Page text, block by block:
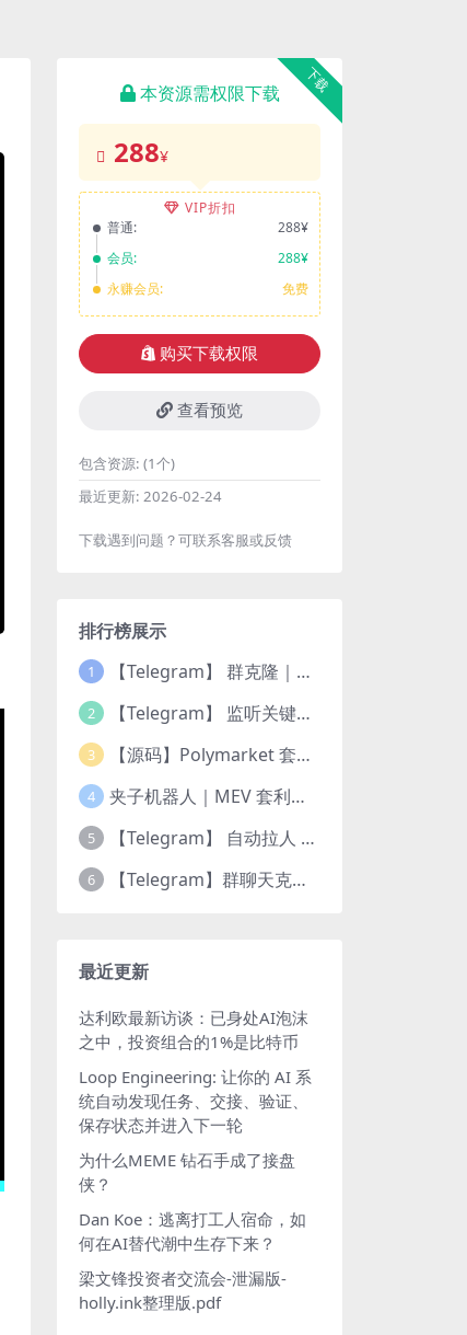
下载
本资源需权限下载
288¥
VIP折扣
普通:
288¥
会员:
288¥
永赚会员:
免费
购买下载权限
查看预览
包含资源: (1个)
最近更新: 2026-02-24
下载遇到问题？可联系客服或反馈
排行榜展示
1 【Telegram】 群克隆｜群复制Bot
2 【Telegram】 监听关键词｜TG抓需求 ｜ 实时监测频道
3 【源码】Polymarket 套利机器人 (15分钟高频交易) — 稳定运行版｜更新5种策略
4 夹子机器人｜MEV 套利机器人 ｜ 三明治机器人 ｜ 抢跑机器人 ｜ 绿色安全版源码 ｜ 多语言版本 Python 、JS、Rust | 多链
5 【Telegram】 自动拉人 ｜ 自动强拉机器人 ｜电报群拉人Bot🤖️
6 【Telegram】群聊天克隆｜群复制 ｜Telegram 历史记录转发
最近更新
达利欧最新访谈：已身处AI泡沫
之中，投资组合的1%是比特币
Loop Engineering: 让你的 AI 系
统自动发现任务、交接、验证、
保存状态并进入下一轮
为什么MEME 钻石手成了接盘
侠？
Dan Koe：逃离打工人宿命，如
何在AI替代潮中生存下来？
梁文锋投资者交流会-泄漏版-
holly.ink整理版.pdf